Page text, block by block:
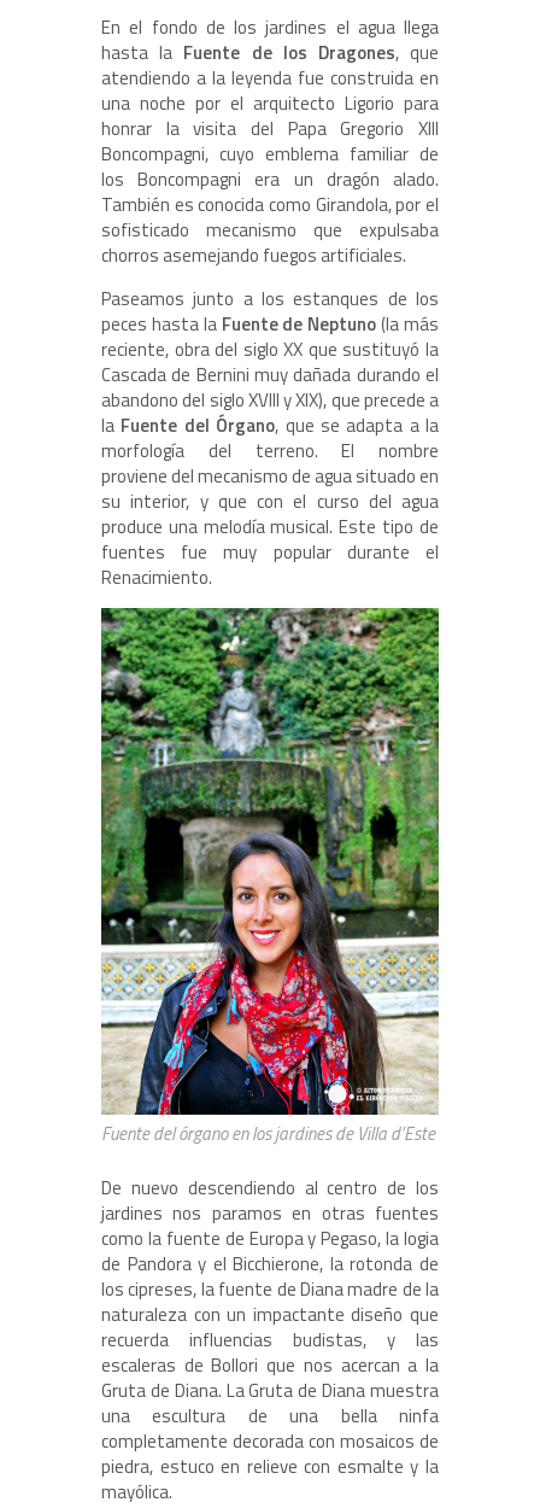
En el fondo de los jardines el agua llega
hasta la Fuente de los Dragones, que
atendiendo a la leyenda fue construida en
una noche por el arquitecto Ligorio para
honrar la visita del Papa Gregorio XIII
Boncompagni, cuyo emblema familiar de
los Boncompagni era un dragón alado.
También es conocida como Girandola, por el
sofisticado mecanismo que expulsaba
chorros asemejando fuegos artificiales.
Paseamos junto a los estanques de los
peces hasta la Fuente de Neptuno(la más
reciente, obra del siglo XX que sustituyó la
Cascada de Bernini muy dañada durando el
abandono del siglo XVIII y XIX), que precede a
la Fuente del Órgano, que se adapta a la
morfología del terreno. El nombre
proviene del mecanismo de agua situado en
su interior, y que con el curso del agua
produce una melodía musical. Este tipo de
fuentes fue muy popular durante el
Renacimiento.
Fuente del órgano en los jardines de Villa d’Este
De nuevo descendiendo al centro de los
jardines nos paramos en otras fuentes
como la fuente de Europa y Pegaso, la logia
de Pandora y el Bicchierone, la rotonda de
los cipreses, la fuente de Diana madre de la
naturaleza con un impactante diseño que
recuerda influencias budistas, y las
escaleras de Bollori que nos acercan a la
Gruta de Diana. La Gruta de Diana muestra
una escultura de una bella ninfa
completamente decorada con mosaicos de
piedra, estuco en relieve con esmalte y la
mayólica.